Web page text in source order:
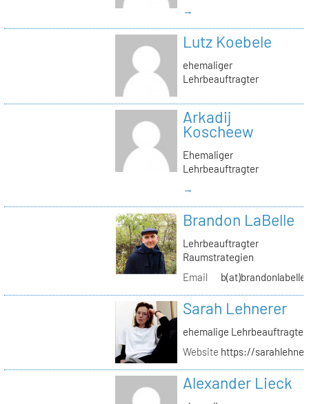
→
Lutz Koebele
ehemaliger
Lehrbeauftragter
Arkadij
Koscheew
Ehemaliger
Lehrbeauftragter
→
Brandon LaBelle
Lehrbeauftragter
Raumstrategien
Email
Sarah Lehnerer
ehemalige Lehrbeauftragte
Website https://
Alexander Lieck